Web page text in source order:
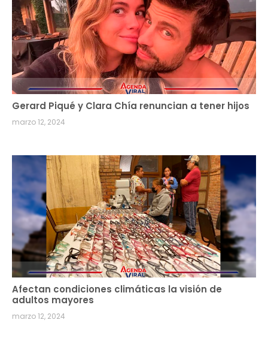
Gerard Piqué y Clara Chía renuncian a tener hijos
marzo 12, 2024
Afectan condiciones climáticas la visión de
adultos mayores
marzo 12, 2024